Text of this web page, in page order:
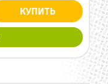
КУПИТЬ